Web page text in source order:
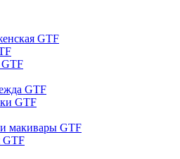
GTF
GTF
GTF
GTF
макивары GTF
GTF